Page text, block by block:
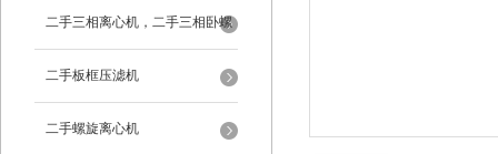
二手三相离心机，二手三相卧螺
离心机
二手板框压滤机
二手螺旋离心机